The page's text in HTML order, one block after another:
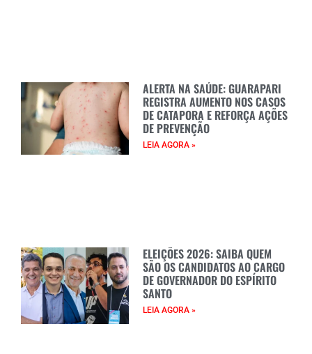
ALERTA NA SAÚDE: GUARAPARI
REGISTRA AUMENTO NOS CASOS
DE CATAPORA E REFORÇA AÇÕES
DE PREVENÇÃO
LEIA AGORA »
ELEIÇÕES 2026: SAIBA QUEM
SÃO OS CANDIDATOS AO CARGO
DE GOVERNADOR DO ESPÍRITO
SANTO
LEIA AGORA »